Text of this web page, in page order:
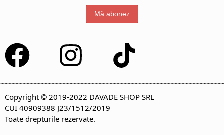
Copyright © 2019-2022 DAVADE SHOP SRL
CUI 40909388 J23/1512/2019
Toate drepturile rezervate.